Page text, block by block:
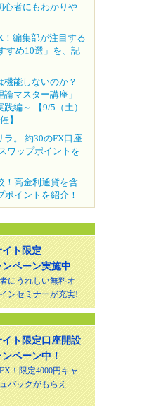
心者にもわかりや
！編集部が注目する
すめ10選」を、記
能しないのか？
マスター講座」
編～ 【9/5（土）
】
ラ。 約30のFX口座
ワップポイントを
！高金利通貨を含
イントを紹介！
イト限定
ンペーン実施中
にうれしい無料オ
ンセミナーが充実!
イト限定口座開設
ペーン中！
！限定4000円キャ
バックがもらえ